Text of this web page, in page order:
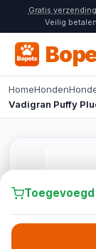
Gratis
Veilig
HomeHonden
Vadigran Puffy